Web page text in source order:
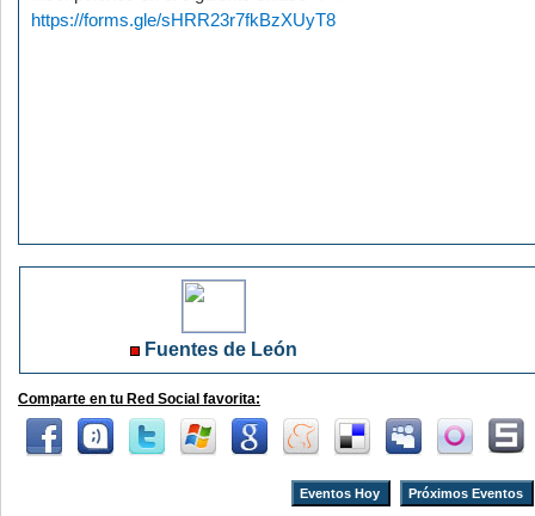
https://forms.gle/sHRR23r7fkBzXUyT8
Fuentes de León
Comparte en tu Red Social favorita:
Eventos Hoy Próximos Eventos